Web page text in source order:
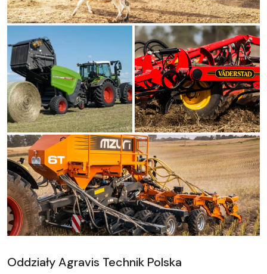
Oddziały Agravis Technik Polska